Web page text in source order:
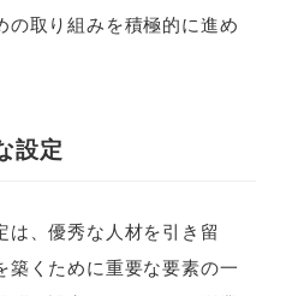
の取り組みを積極的に進め
設定
は、優秀な人材を引き留
築くために重要な要素の一